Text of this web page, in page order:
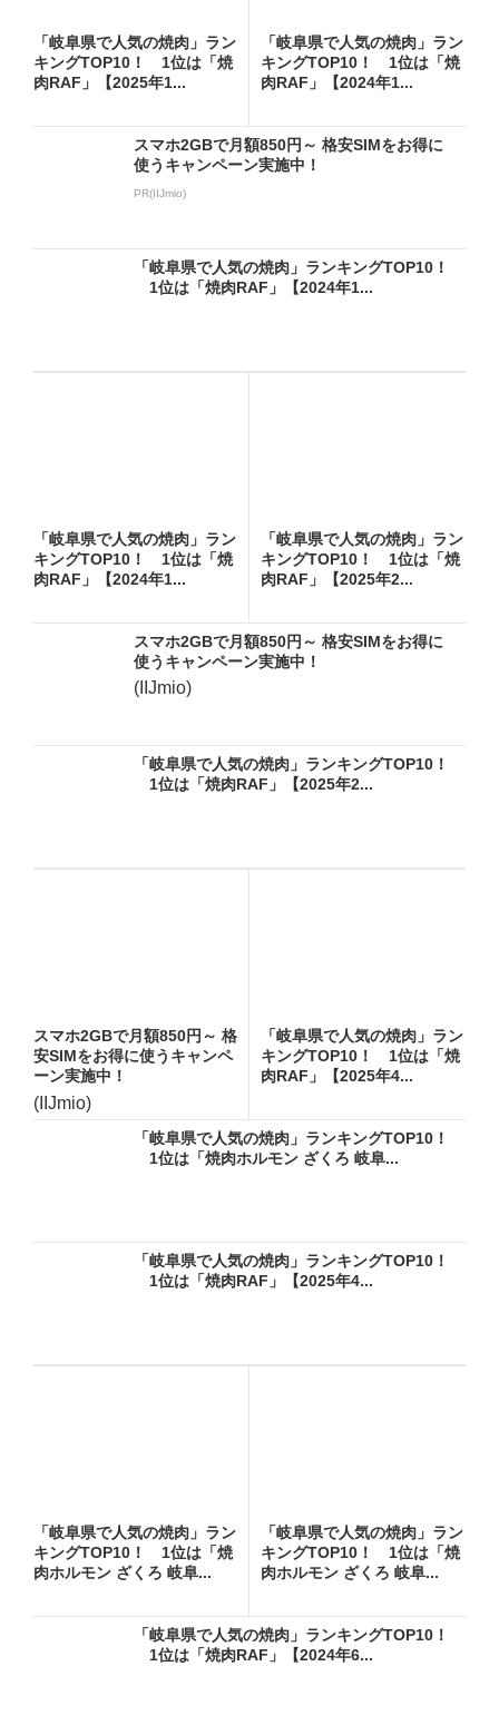
「岐阜県で人気の焼肉」ラン
キングTOP10！ 1位は「焼
肉RAF」【2025年1...
「岐阜県で人気の焼肉」ラン
キングTOP10！ 1位は「焼
肉RAF」【2024年1...
スマホ2GBで月額850円～ 格安SIMをお得に
使うキャンペーン実施中！
PR(IIJmio)
「岐阜県で人気の焼肉」ランキングTOP10！
1位は「焼肉RAF」【2024年1...
「岐阜県で人気の焼肉」ラン
キングTOP10！ 1位は「焼
肉RAF」【2024年1...
「岐阜県で人気の焼肉」ラン
キングTOP10！ 1位は「焼
肉RAF」【2025年2...
スマホ2GBで月額850円～ 格安SIMをお得に
使うキャンペーン実施中！
(IIJmio)
「岐阜県で人気の焼肉」ランキングTOP10！
1位は「焼肉RAF」【2025年2...
スマホ2GBで月額850円～ 格
安SIMをお得に使うキャンペ
ーン実施中！
(IIJmio)
「岐阜県で人気の焼肉」ラン
キングTOP10！ 1位は「焼
肉RAF」【2025年4...
「岐阜県で人気の焼肉」ランキングTOP10！
1位は「焼肉ホルモン ざくろ 岐阜...
「岐阜県で人気の焼肉」ランキングTOP10！
1位は「焼肉RAF」【2025年4...
「岐阜県で人気の焼肉」ラン
キングTOP10！ 1位は「焼
肉ホルモン ざくろ 岐阜...
「岐阜県で人気の焼肉」ラン
キングTOP10！ 1位は「焼
肉ホルモン ざくろ 岐阜...
「岐阜県で人気の焼肉」ランキングTOP10！
1位は「焼肉RAF」【2024年6...